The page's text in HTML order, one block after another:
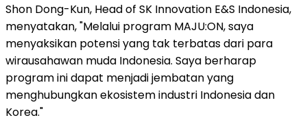
Shon Dong-Kun, Head of SK Innovation E&S Indonesia,
menyatakan, "Melalui program MAJU:ON, saya
menyaksikan potensi yang tak terbatas dari para
wirausahawan muda Indonesia. Saya berharap
program ini dapat menjadi jembatan yang
menghubungkan ekosistem industri Indonesia dan
Korea."